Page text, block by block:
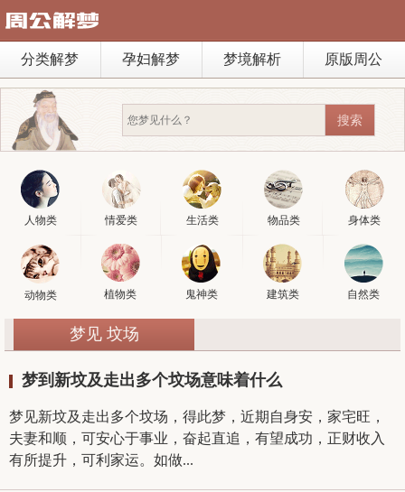
分类解梦 孕妇解梦 梦境解析 原版周公
人物类 情爱类 生活类 物品类 身体类
动物类 植物类 鬼神类 建筑类 自然类
梦见 坟场
梦到新坟及走出多个坟场意味着什么
梦见新坟及走出多个坟场，得此梦，近期自身安，家宅旺，
夫妻和顺，可安心于事业，奋起直追，有望成功，正财收入
有所提升，可利家运。如做...